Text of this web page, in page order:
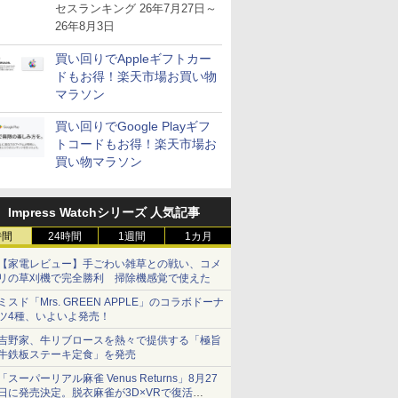
が注目を集める
セスランキング 26年7月27日～
26年8月3日
買い回りでAppleギフトカー
ドもお得！楽天市場お買い物
マラソン
買い回りでGoogle Playギフ
トコードもお得！楽天市場お
買い物マラソン
Impress Watchシリーズ 人気記事
24時間 1週間 1カ月
家電レビュー】手ごわい雑草との戦い、コメ
の草刈機で完全勝利 掃除機感覚で使えた
スド「Mrs. GREEN APPLE」のコラボドーナ
4種、いよいよ発売！
野家、牛リブロースを熱々で提供する「極旨
鉄板ステーキ定食」を発売
スーパーリアル麻雀 Venus Returns」8月27
に発売決定。脱衣麻雀が3D×VRで復活